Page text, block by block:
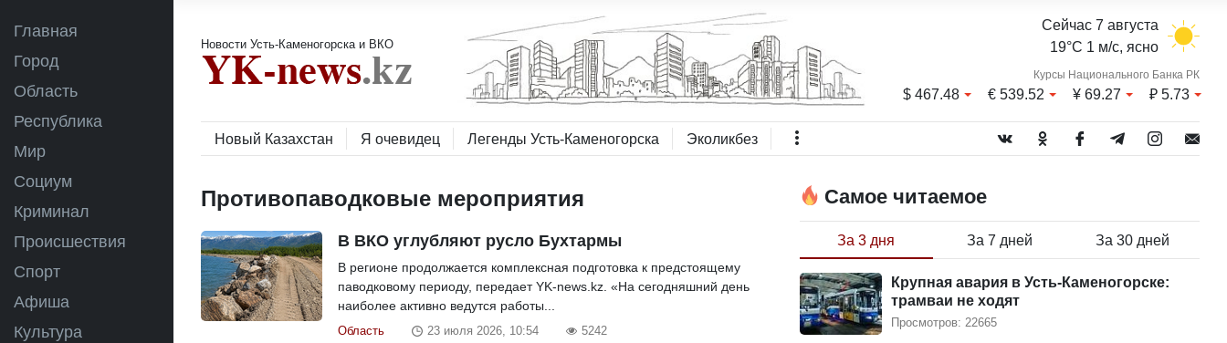
Главная
Город
Область
Республика
Мир
Социум
Криминал
Происшествия
Спорт
Афиша
Культура
Новости Усть-Каменогорска и ВКО
Сейчас 7 августа
19°C 1 м/с, ясно
Курсы Национального Банка РК
$467.48 €539.52 ¥69.27 ₽5.73
Новый Казахстан Я очевидец Легенды Усть-Каменогорска Эколикбез
Противопаводковые мероприятия
В ВКО углубляют русло Бухтармы
В регионе продолжается комплексная подготовка к предстоящему
паводковому периоду, передает YK-news.kz. «На сегодняшний день
наиболее активно ведутся работы...
Область 23 июля 2026, 10:54 5242
Самое читаемое
За 3 дня За 7 дней За 30 дней
Крупная авария в Усть-Каменогорске:
трамваи не ходят
Просмотров: 22665